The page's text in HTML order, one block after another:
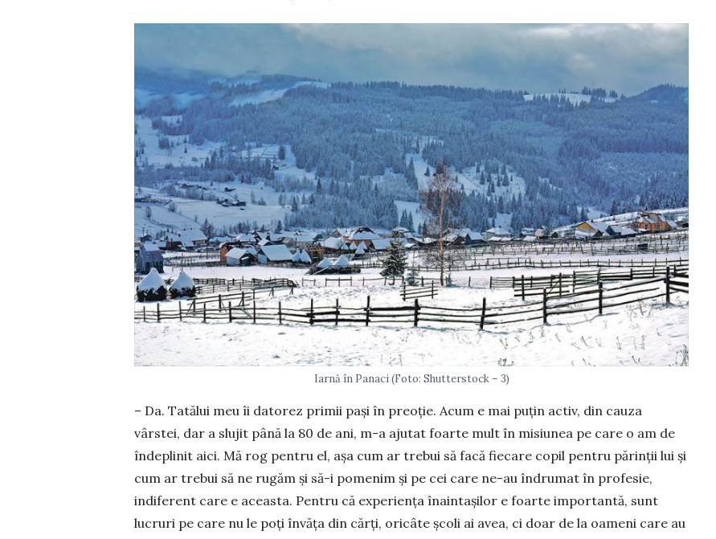
Iarnă în Panaci (Foto: Shutterstock – 3)
– Da. Tatălui meu îi datorez primii pași în preo­ție. Acum e mai puțin activ, din cauza
vârstei, dar a slujit până la 80 de ani, m-a ajutat foarte mult în misi­u­nea pe care o am de
îndeplinit aici. Mă rog pentru el, așa cum ar trebui să facă fiecare copil pentru părinții lui și
cum ar trebui să ne rugăm și să-i pomenim și pe cei care ne-au îndrumat în profe­sie,
indiferent care e aceasta. Pentru că experiența înaintașilor e foarte importantă, sunt
lucruri pe care nu le poți învăța din cărți, oricâte școli ai avea, ci doar de la oameni care au